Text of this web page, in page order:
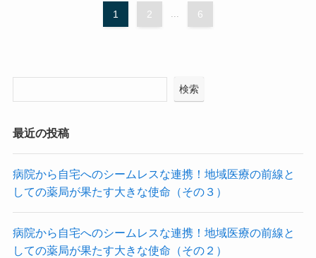
1 2 ... 6
検索
最近の投稿
病院から自宅へのシームレスな連携！地域医療の前線と
しての薬局が果たす大きな使命（その３）
病院から自宅へのシームレスな連携！地域医療の前線と
しての薬局が果たす大きな使命（その２）